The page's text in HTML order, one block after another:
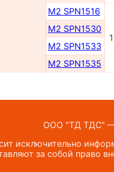
M2 SPN1516
M2 SPN1530
M2 SPN1533
M2 SPN1535
ООО "ТД ТДС" —
исключительно
за собой право